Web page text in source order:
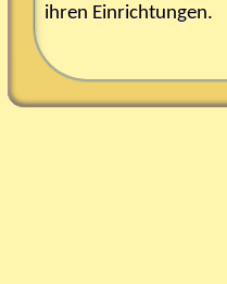
ihren Einrichtungen.